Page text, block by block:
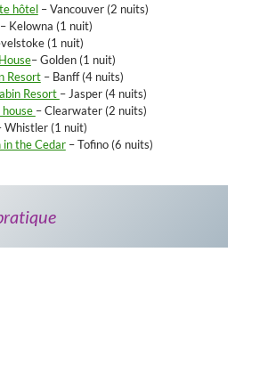
hôtel– Vancouver (2 nuits)
Kelowna (1 nuit)
(1 nuit)
– Golden (1 nuit)
Resort– Banff (4 nuits)
Resort – Jasper (4 nuits)
– Clearwater (2 nuits)
Whistler (1 nuit)
the Cedar– Tofino (6 nuits)